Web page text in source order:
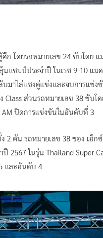
ศึก โดยรถหมายเลข 24 ขับโดย
แชมป์ประจำปี ในเรซ 9-10 แม
ไล่แซงคู่แข่งและจบการแข่งขั
Class ส่วนรถหมายเลข 38 ขับ
AM ปิดการแข่งขันในอันดับที่ 3
ง 2 คัน รถหมายเลข 38 ของ เอ็
ในรุ่น Thailand Super
และอันดับ 4